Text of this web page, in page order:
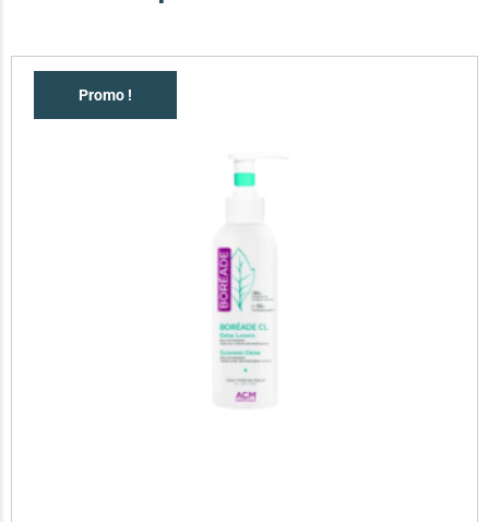
Promo !